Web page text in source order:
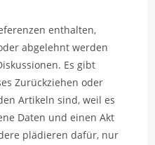
enthalten,
abgelehnt werden
Es gibt
Zurückziehen oder
Artikeln sind, weil es
Daten und einen Akt
plädieren dafür, nur